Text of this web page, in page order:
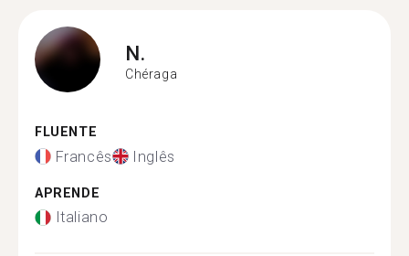
N.
Chéraga
FLUENTE
Francês Inglês
APRENDE
Italiano